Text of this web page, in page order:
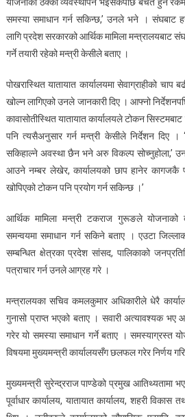
समस्या समाधान गर्न सकिन्छ,’ उनले भने । संघबाट
लागि प्रदेश सरकारको आर्थिक मामिला मन्त्रालयबाट
गर्ने तयारी रहेको मन्त्री केसीले बताए ।
पोखरास्थित यातायात कार्यालयमा सेवाग्राहीको
खोल्न लागिएको उनले जानकारी दिए । आफ्नो
कावासोतीस्थित यातायात कार्यालयले टोकन
पनि त्यसैअनुसार गर्न मन्त्री केसीले निर्देशन दिए ।
सकिहाल्ने अवस्था छैन भने अरु विकल्प सोच्नुहोला,’
आउने नम्बर लेखेर, कार्यालयको छाप हानेर कागजकै
खोपिएको टोकन पनि प्रयोग गर्न सकिन्छ ।’
आर्थिक मामिला मन्त्री टकराज गुरूङले योजनाको
समन्वयमा समाधान गर्न सकिने बताए । एउटा
सम्बन्धित क्षेत्रका प्रदेश सांसद, पालिकाको
पत्राचार गर्न उनले आग्रह गरे ।
मन्त्रालयका सचिव कमलकुमार अधिकारीले धेरै
गुनासो प्राप्त भएको बताए । सवारी अत्यावश्यक भए
गरेर यो समस्या समाधान गर्ने बताए । समस्याग्रस्त
विषयमा मुख्यमन्त्री कार्यालयसँग छलफल गरेर निर्णय
मुख्यमन्त्री सुरेन्द्रराज पाण्डेको प्रमुख आतिथ्यतामा
पूर्वाधार कार्यालय, यातायात कार्यालय, शहरी